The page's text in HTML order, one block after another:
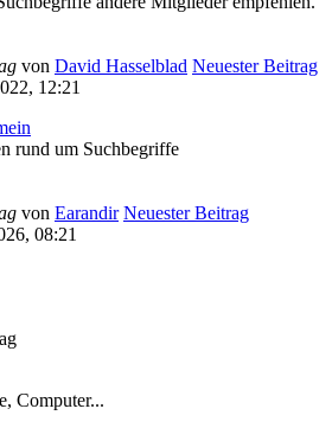
von David Hasselblad Neuester Beitrag
12:21
rund um Suchbegriffe
von Earandir Neuester Beitrag
08:21
Computer...